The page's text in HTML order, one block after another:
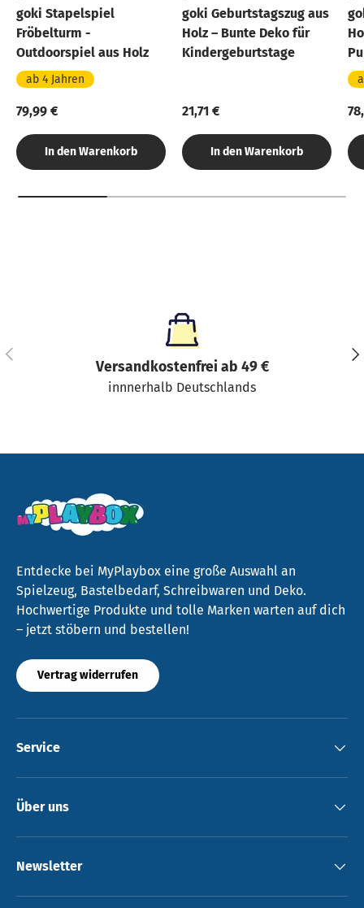
goki Stapelspiel
Fröbelturm -
Outdoorspiel aus Holz
ab 4 Jahren
79,99 €
In den Warenkorb
goki Geburtstagszug aus
Holz – Bunte Deko für
Kindergeburtstage
21,71 €
In den Warenkorb
Vorherige
Versandkostenfrei ab 49 €
innnerhalb Deutschlands
Entdecke bei MyPlaybox eine große Auswahl an
Spielzeug, Bastelbedarf, Schreibwaren und Deko.
Hochwertige Produkte und tolle Marken warten auf dich
– jetzt stöbern und bestellen!
Vertrag widerrufen
Service
Über uns
Newsletter